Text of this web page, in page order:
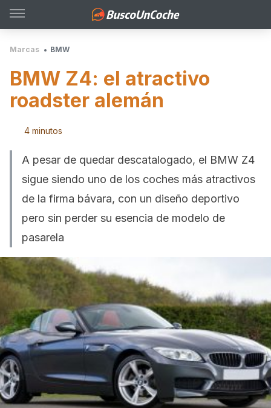
Marcas BMW
BMW Z4: el atractivo
roadster alemán
4 minutos
A pesar de quedar descatalogado, el BMW Z4
sigue siendo uno de los coches más atractivos
de la firma bávara, con un diseño deportivo
pero sin perder su esencia de modelo de
pasarela